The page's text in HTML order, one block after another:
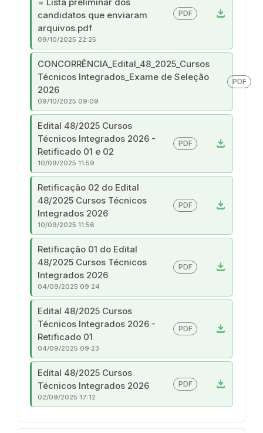
candidatos que enviaram
arquivos.pdf
download
PDF
09/10/2025 22:25
CONCORRÊNCIA_Edital_48_2025_Cursos
Técnicos Integrados_Exame de Seleção
2026
PDF
09/10/2025 09:09
Edital 48/2025 Cursos
Técnicos Integrados 2026 -
Retificado 01 e 02
download
PDF
10/09/2025 11:59
Retificação 02 do Edital
48/2025 Cursos Técnicos
Integrados 2026
download
PDF
10/09/2025 11:56
Retificação 01 do Edital
48/2025 Cursos Técnicos
Integrados 2026
download
PDF
04/09/2025 09:24
Edital 48/2025 Cursos
Técnicos Integrados 2026 -
Retificado 01
download
PDF
04/09/2025 09:23
Edital 48/2025 Cursos
Técnicos Integrados 2026
download
PDF
02/09/2025 17:12